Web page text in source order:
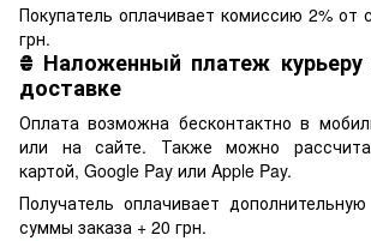
Покупатель оплачивает комиссию 2% от
грн.
₴ Наложенный платеж курьеру
доставке
Оплата возможна бесконтактно в
или на сайте. Также можно
картой, Google Pay или Apple Pay.
Получатель оплачивает
суммы заказа + 20 грн.